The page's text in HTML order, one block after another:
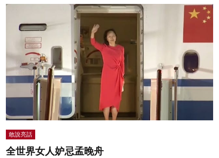
敢說亮話
全世界女人妒忌孟晚舟